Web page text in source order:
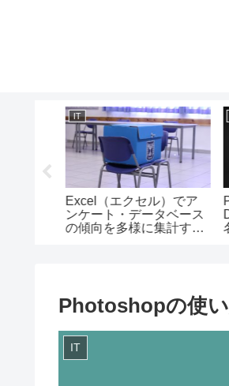
IT
Excel（エクセル）でア
ンケート・データベース
の傾向を多様に集計する
Photoshopの使
IT